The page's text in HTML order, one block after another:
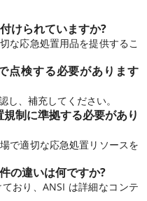
けられていますか?
な応急処置用品を提供するこ
点検する必要があります
、補充してください。
制に準拠する必要があり
で適切な応急処置リソースを
の違いは何ですか?
おり、ANSI は詳細なコンテ